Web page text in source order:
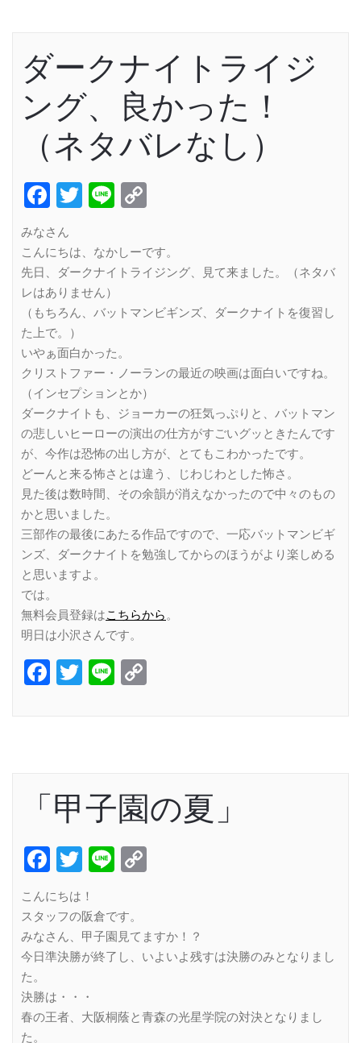
ダークナイトライジ
ング、良かった！
（ネタバレなし）
Facebook
Twitter
Line
みなさん
こんにちは、なかしーです。
先日、ダークナイトライジング、見て来ました。（ネタバ
レはありません）
（もちろん、バットマンビギンズ、ダークナイトを復習し
た上で。）
いやぁ面白かった。
クリストファー・ノーランの最近の映画は面白いですね。
（インセプションとか）
ダークナイトも、ジョーカーの狂気っぷりと、バットマン
の悲しいヒーローの演出の仕方がすごいグッときたんです
が、今作は恐怖の出し方が、とてもこわかったです。
どーんと来る怖さとは違う、じわじわとした怖さ。
見た後は数時間、その余韻が消えなかったので中々のもの
かと思いました。
三部作の最後にあたる作品ですので、一応バットマンビギ
ンズ、ダークナイトを勉強してからのほうがより楽しめる
と思いますよ。
では。
無料会員登録はこちらから。
明日は小沢さんです。
Facebook
Twitter
Line
「甲子園の夏」
Facebook
Twitter
Line
こんにちは！
スタッフの阪倉です。
みなさん、甲子園見てますか！？
今日準決勝が終了し、いよいよ残すは決勝のみとなりまし
た。
決勝は・・・
春の王者、大阪桐蔭と青森の光星学院の対決となりまし
た。